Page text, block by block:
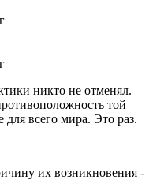
никто не отменял.
той
всего мира. Это раз.
их возникновения -